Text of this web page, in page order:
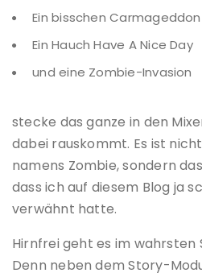
Ein bisschen Carmageddon
Ein Hauch Have A Nice Day
und eine Zombie-Invasion
stecke das ganze in den
dabei rauskommt. Es ist
namens Zombie, sondern
dass ich auf diesem Blog ja
verwähnt hatte.
Hirnfrei geht es im wahrsten
Denn neben dem Story-